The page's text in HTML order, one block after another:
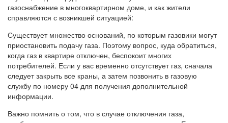
газоснабжение в многоквартирном доме, и как жители
справляются с возникшей ситуацией:
Существует множество оснований, по которым газовики могут
приостановить подачу газа. Поэтому вопрос, куда обратиться,
когда газ в квартире отключен, беспокоит многих
потребителей. Если у вас временно отсутствует газ, сначала
следует закрыть все краны, а затем позвонить в газовую
службу по номеру 04 для получения дополнительной
информации.
Важно помнить о том, что в случае отключения газа,